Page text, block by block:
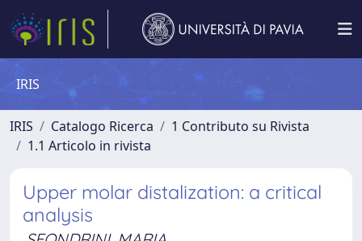
IRIS
IRIS Catalogo Ricerca
1 Contributo su Rivista
1.1 Articolo in rivista
Upper molar distalization: a critical
analysis